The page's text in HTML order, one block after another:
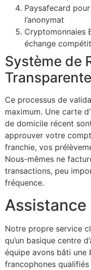
Paysafecard
l’anonymat
Cryptomonnaies
échange
Système de
Transparente
Ce processus de
maximum. Une carte
de domicile récent
approuver votre
franchie, vos
Nous-mêmes ne
transactions, peu
fréquence.
Notre propre service
qu’un basique centre
équipe avons bâti une
francophones